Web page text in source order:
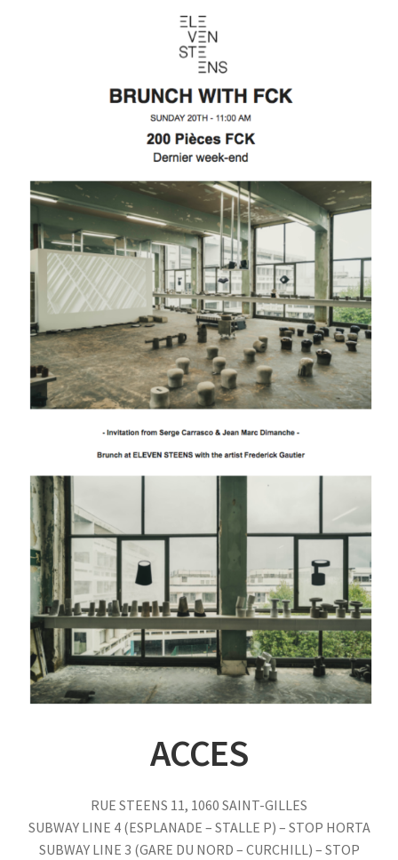
ACCES
RUE STEENS 11, 1060 SAINT-GILLES
SUBWAY LINE 4 (ESPLANADE – STALLE P) – STOP HORTA
SUBWAY LINE 3 (GARE DU NORD – CURCHILL) – STOP